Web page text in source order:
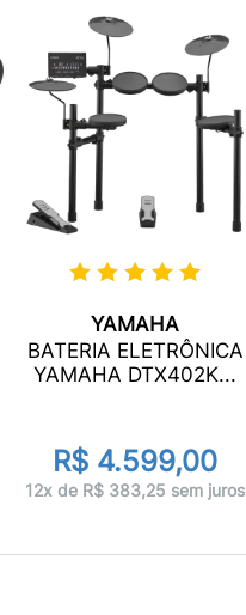
YAMAHA
BATERIA ELETRÔNICA
YAMAHA DTX402K...
R$ 4.599,00
12x de R$ 383,25 sem juros